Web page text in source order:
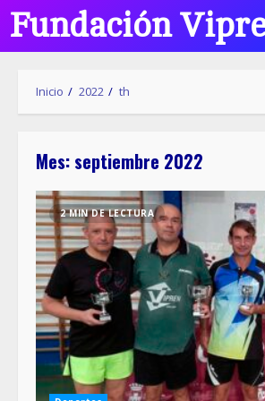
Fundación
Inicio 2022 th
Mes: septiembre 2022
2 MIN DE LECTURA